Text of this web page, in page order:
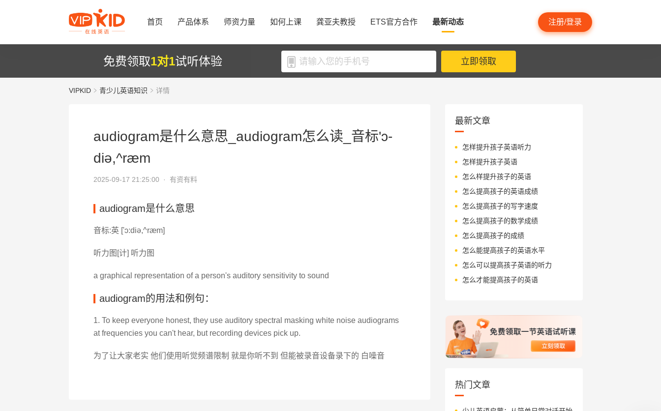
首页 产品体系 师资力量 如何上课 龚亚夫教授 ETS官方合作 最新动态 注册/登录
免费领取1对1试听体验 立即领取
VIPKID 青少儿英语知识 详情
audiogram是什么意思_audiogram怎么读_音标'ɔ-
diә,^ræm
2025-09-17 21:25:00 · 有资有料
audiogram是什么意思
音标:英 ['ɔ:diә,^ræm]
听力图[计] 听力图
a graphical representation of a person's auditory sensitivity to sound
audiogram的用法和例句：
1. To keep everyone honest, they use auditory spectral masking white noise audiograms
at frequencies you can't hear, but recording devices pick up.
为了让大家老实 他们使用听觉频谱限制 就是你听不到 但能被录音设备录下的 白噪音
最新文章
怎样提升孩子英语听力
怎样提升孩子英语
怎么样提升孩子的英语
怎么提高孩子的英语成绩
怎么提高孩子的写字速度
怎么提高孩子的数学成绩
怎么提高孩子的成绩
怎么能提高孩子的英语水平
怎么可以提高孩子英语的听力
怎么才能提高孩子的英语
热门文章